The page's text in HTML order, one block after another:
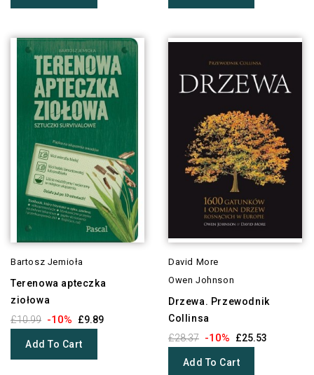
Bartosz Jemioła
Terenowa apteczka
ziołowa
£10.99 -10% £9.89
Add To Cart
David More
Owen Johnson
Drzewa. Przewodnik
Collinsa
£28.37 -10% £25.53
Add To Cart